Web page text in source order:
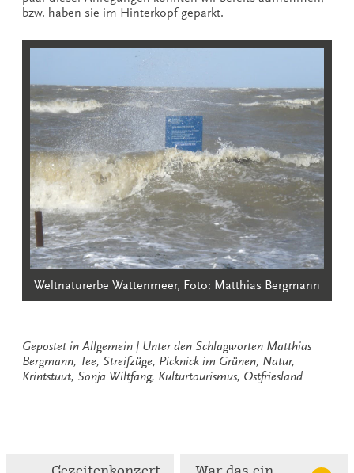
bzw. haben sie im Hinterkopf geparkt.
Weltnaturerbe Wattenmeer, Foto: Matthias Bergmann
Gepostet in Allgemein Unter den Schlagworten Matthias
Bergmann, Tee, Streifzüge, Picknick im Grünen, Natur,
Krintstuut, Sonja Wiltfang, Kulturtourismus, Ostfriesland
Continue